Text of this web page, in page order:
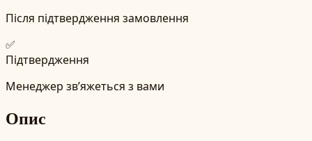
Після підтвердження замовлення
✅
Підтвердження
Менеджер зв’яжеться з вами
Опис